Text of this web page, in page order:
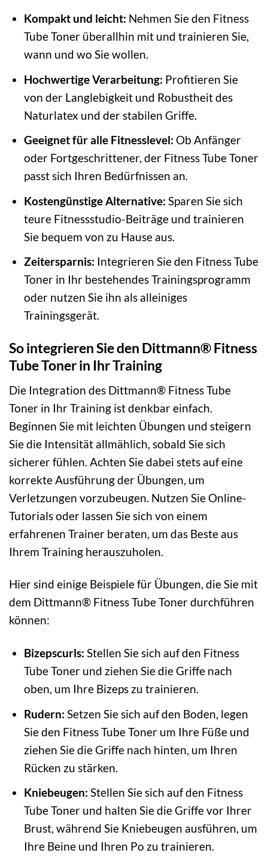
Kompakt und leicht: Nehmen Sie den Fitness
Tube Toner überallhin mit und trainieren Sie,
wann und wo Sie wollen.
Hochwertige Verarbeitung: Profitieren Sie
von der Langlebigkeit und Robustheit des
Naturlatex und der stabilen Griffe.
Geeignet für alle Fitnesslevel: Ob Anfänger
oder Fortgeschrittener, der Fitness Tube Toner
passt sich Ihren Bedürfnissen an.
Kostengünstige Alternative: Sparen Sie sich
teure Fitnessstudio-Beiträge und trainieren
Sie bequem von zu Hause aus.
Zeitersparnis: Integrieren Sie den Fitness Tube
Toner in Ihr bestehendes Trainingsprogramm
oder nutzen Sie ihn als alleiniges
Trainingsgerät.
So integrieren Sie den Dittmann® Fitness
Tube Toner in Ihr Training
Die Integration des Dittmann® Fitness Tube
Toner in Ihr Training ist denkbar einfach.
Beginnen Sie mit leichten Übungen und steigern
Sie die Intensität allmählich, sobald Sie sich
sicherer fühlen. Achten Sie dabei stets auf eine
korrekte Ausführung der Übungen, um
Verletzungen vorzubeugen. Nutzen Sie Online-
Tutorials oder lassen Sie sich von einem
erfahrenen Trainer beraten, um das Beste aus
Ihrem Training herauszuholen.
Hier sind einige Beispiele für Übungen, die Sie mit
dem Dittmann® Fitness Tube Toner durchführen
können:
Bizepscurls: Stellen Sie sich auf den Fitness
Tube Toner und ziehen Sie die Griffe nach
oben, um Ihre Bizeps zu trainieren.
Rudern: Setzen Sie sich auf den Boden, legen
Sie den Fitness Tube Toner um Ihre Füße und
ziehen Sie die Griffe nach hinten, um Ihren
Rücken zu stärken.
Kniebeugen: Stellen Sie sich auf den Fitness
Tube Toner und halten Sie die Griffe vor Ihrer
Brust, während Sie Kniebeugen ausführen, um
Ihre Beine und Ihren Po zu trainieren.